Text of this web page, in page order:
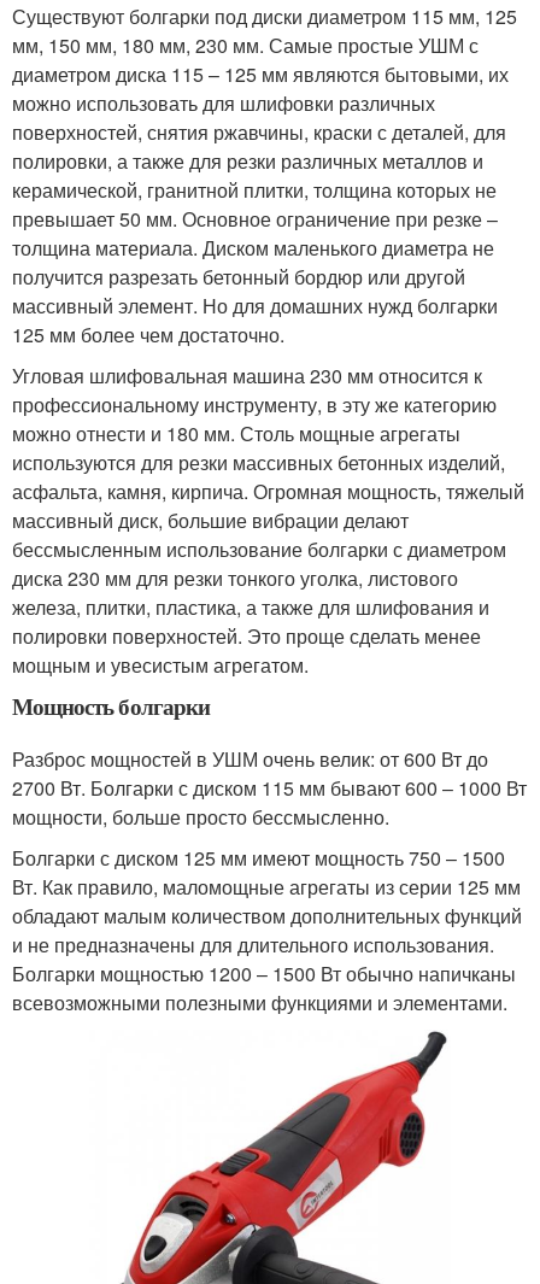
Существуют болгарки под диски диаметром 115 мм, 125
мм, 150 мм, 180 мм, 230 мм. Самые простые УШМ с
диаметром диска 115 – 125 мм являются бытовыми, их
можно использовать для шлифовки различных
поверхностей, снятия ржавчины, краски с деталей, для
полировки, а также для резки различных металлов и
керамической, гранитной плитки, толщина которых не
превышает 50 мм. Основное ограничение при резке –
толщина материала. Диском маленького диаметра не
получится разрезать бетонный бордюр или другой
массивный элемент. Но для домашних нужд болгарки
125 мм более чем достаточно.
Угловая шлифовальная машина 230 мм относится к
профессиональному инструменту, в эту же категорию
можно отнести и 180 мм. Столь мощные агрегаты
используются для резки массивных бетонных изделий,
асфальта, камня, кирпича. Огромная мощность, тяжелый
массивный диск, большие вибрации делают
бессмысленным использование болгарки с диаметром
диска 230 мм для резки тонкого уголка, листового
железа, плитки, пластика, а также для шлифования и
полировки поверхностей. Это проще сделать менее
мощным и увесистым агрегатом.
Мощность болгарки
Разброс мощностей в УШМ очень велик: от 600 Вт до
2700 Вт. Болгарки с диском 115 мм бывают 600 – 1000 Вт
мощности, больше просто бессмысленно.
Болгарки с диском 125 мм имеют мощность 750 – 1500
Вт. Как правило, маломощные агрегаты из серии 125 мм
обладают малым количеством дополнительных функций
и не предназначены для длительного использования.
Болгарки мощностью 1200 – 1500 Вт обычно напичканы
всевозможными полезными функциями и элементами.